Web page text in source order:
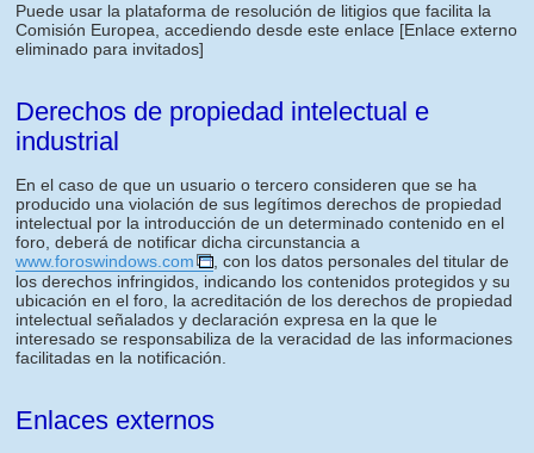
Puede usar la plataforma de resolución de litigios que facilita la
Comisión Europea, accediendo desde este enlace [Enlace externo
eliminado para invitados]
Derechos de propiedad intelectual e
industrial
En el caso de que un usuario o tercero consideren que se ha
producido una violación de sus legítimos derechos de propiedad
intelectual por la introducción de un determinado contenido en el
foro, deberá de notificar dicha circunstancia a
www.foroswindows.com
, con los datos personales del titular de
los derechos infringidos, indicando los contenidos protegidos y su
ubicación en el foro, la acreditación de los derechos de propiedad
intelectual señalados y declaración expresa en la que le
interesado se responsabiliza de la veracidad de las informaciones
facilitadas en la notificación.
Enlaces externos